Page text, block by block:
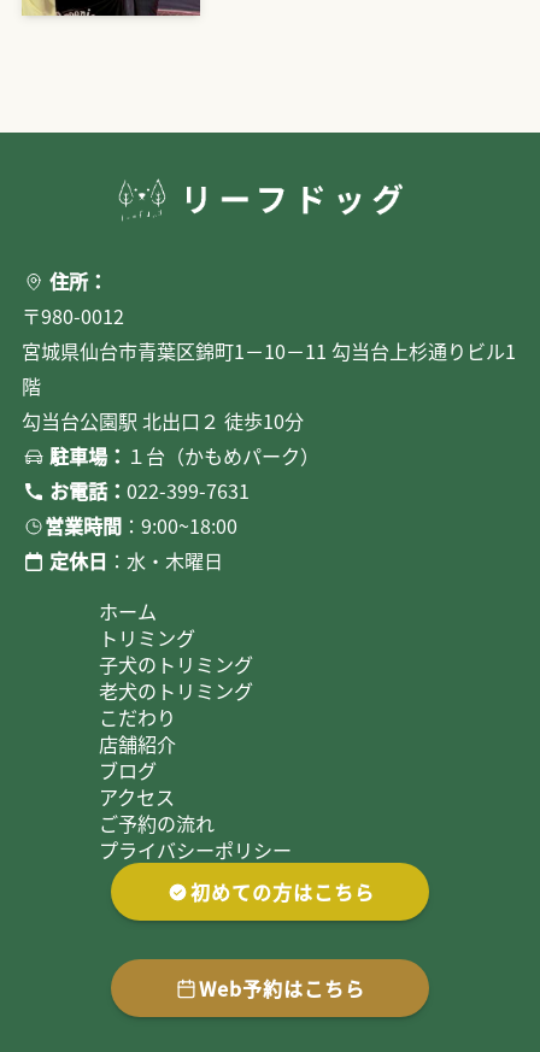
住所：
〒980-0012
宮城県仙台市青葉区錦町1－10－11 勾当台上杉通りビル1
階
勾当台公園駅 北出口２ 徒歩10分
駐車場： １台（かもめパーク）
お電話：022-399-7631
営業時間 ：9:00~18:00
定休日 ：水・木曜日
ホーム
トリミング
子犬のトリミング
老犬のトリミング
こだわり
店舗紹介
ブログ
アクセス
ご予約の流れ
プライバシーポリシー
初めての方はこちら
Web予約はこちら